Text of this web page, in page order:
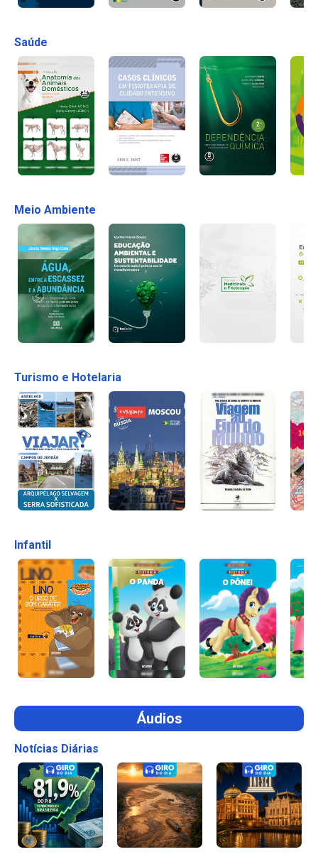
Saúde
Meio Ambiente
Turismo e Hotelaria
Infantil
Áudios
Notícias Diárias